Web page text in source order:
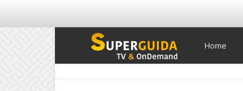
Super
Home